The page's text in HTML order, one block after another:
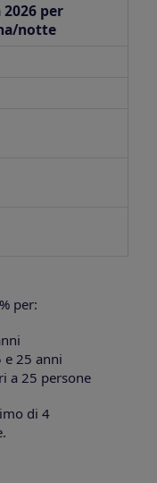
per
notte
per:
e 25 anni
a 25 persone
di 4